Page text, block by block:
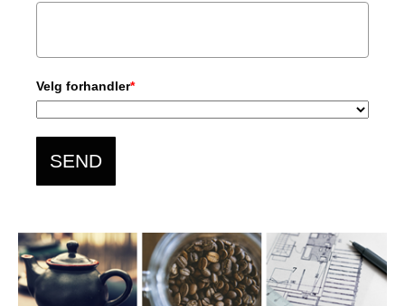
Velg forhandler*
SEND